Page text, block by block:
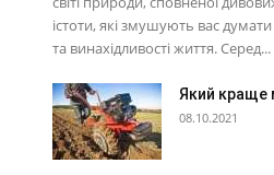
істоти, які змушують вас
та винахідливості життя. Серед...
Який краще
08.10.2021